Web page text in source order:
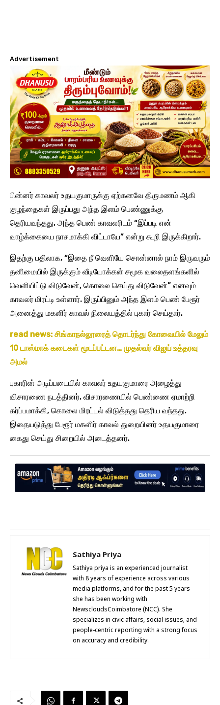
Advertisement
பின்னர் காவலர் உதயகுமாருக்கு ஏற்கனவே திருமணம் ஆகி
குழந்தைகள் இருப்பது அந்த இளம் பெண்ணுக்கு
தெரியவந்தது. அந்த பெண் காவலரிடம் “இப்படி என்
வாழ்க்கையை நாசமாக்கி விட்டாயே” என்று கூறி இருக்கிறார்.
இதற்கு பதிலாக, “இதை நீ வெளியே சொன்னால் நாம் இருவரும்
தனிமையில் இருக்கும் வீடியோக்கள் சமூக வலைதளங்களில்
வெளியிட்டு விடுவேன், கொலை செய்து விடுவேன்” எனவும்
காவலர் மிரட்டி உள்ளார். இருப்பினும் அந்த இளம் பெண் பேரூர்
அனைத்து மகளிர் காவல் நிலையத்தில் புகார் செய்தார்.
read news: சிங்காநல்லூரைத் தொடர்ந்து கோவையில் மேலும்
10 டாஸ்மாக் கடைகள் மூடப்பட்டன… முதல்வர் விஜய் உத்தரவு
அமல்
புகாரின் அடிப்படையில் காவலர் உதயகுமாரை அழைத்து
விசாரணை நடத்தினர். விசாரணையில் பெண்ணை ஏமாற்றி
கர்ப்பமாக்கி, கொலை மிரட்டல் விடுத்தது தெரிய வந்தது.
இதையடுத்து பேரூர் மகளிர் காவல் துறையினர் உதயகுமாரை
கைது செய்து சிறையில் அடைத்தனர்.
Sathiya Priya
Sathiya priya is an experienced journalist
with 8 years of experience across various
media platforms, and for the past 5 years
she has been working with
NewscloudsCoimbatore (NCC). She
specializes in civic affairs, social issues, and
people-centric reporting with a strong focus
on accuracy and credibility.